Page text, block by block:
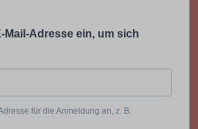
Mail-Adresse ein, um sich
für die Anmeldung an, z. B.